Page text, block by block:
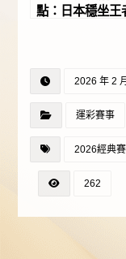
點：日本穩坐王
2026 年 2
運彩賽事
2026經典賽
262